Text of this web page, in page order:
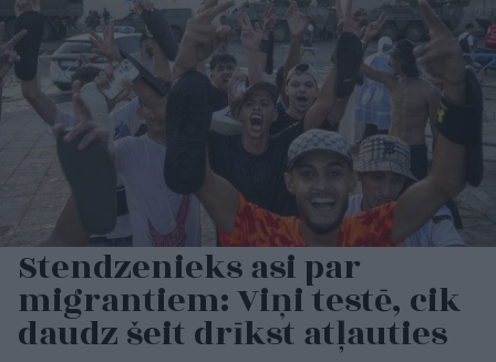
Stendzenieks asi par
migrantiem: Viņi testē, cik
daudz šeit drīkst atļauties